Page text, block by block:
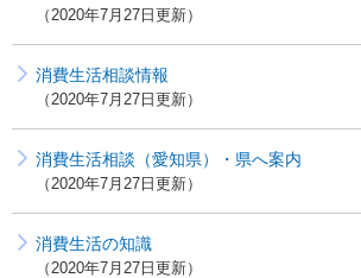
2020年7月27日更新
消費生活相談情報
2020年7月27日更新
消費生活相談（愛知県）・県へ案内
2020年7月27日更新
消費生活の知識
2020年7月27日更新